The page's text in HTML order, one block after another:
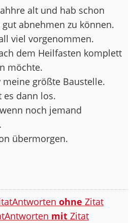
alt und hab schon
abnehmen zu können.
viel vorgenommen.
dem Heilfasten komplett
möchte.
größte Baustelle.
es dann los.
noch jemand
übermorgen.
Antworten ohne Zitat
Antworten mit Zitat